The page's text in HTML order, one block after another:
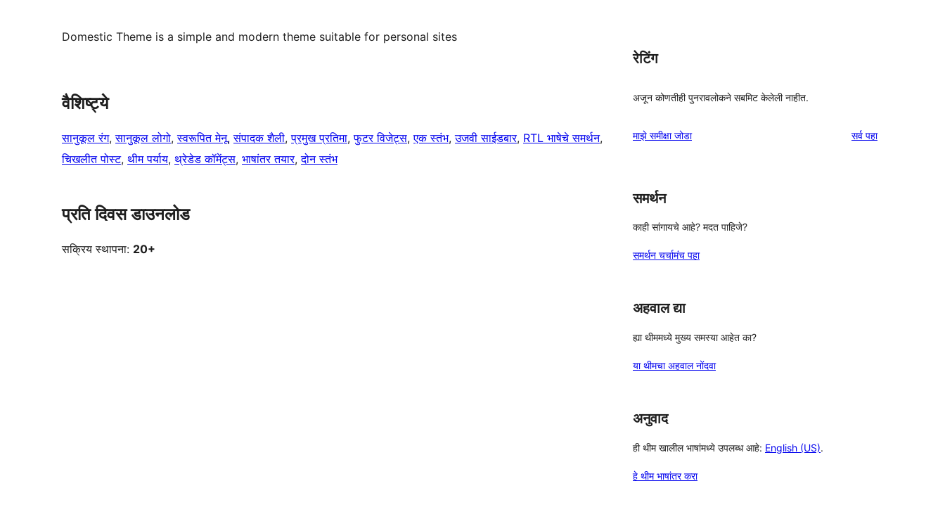
Domestic Theme is a simple and modern theme suitable for personal sites
वैशिष्ट्ये
सानुकूल रंग, सानुकूल लोगो, स्वरूपित मेनू, संपादक शैली, प्रमुख प्रतिमा, फुटर विजेट्स, एक स्तंभ, उजवी साईडबार, RTL भाषेचे समर्थन
चिखलीत पोस्ट, थीम पर्याय, थ्रेडेड कॉमेंट्स, भाषांतर तयार, दोन स्तंभ
प्रति दिवस डाउनलोड
सक्रिय स्थापना: 20+
रेटिंग
अजून कोणतीही पुनरावलोकने सबमिट केलेली नाहीत.
माझे समीक्षा जोडा सर्वपुनरावलोकने
पहा
समर्थन
काही सांगायचे आहे? मदत पाहिजे?
समर्थन चर्चामंच पहा
अहवाल द्या
ह्या थीममध्ये मुख्य समस्या आहेत का?
या थीमचा अहवाल नोंदवा
अनुवाद
ही थीम खालील भाषांमध्ये उपलब्ध आहे: English (US).
हे थीम भाषांतर करा